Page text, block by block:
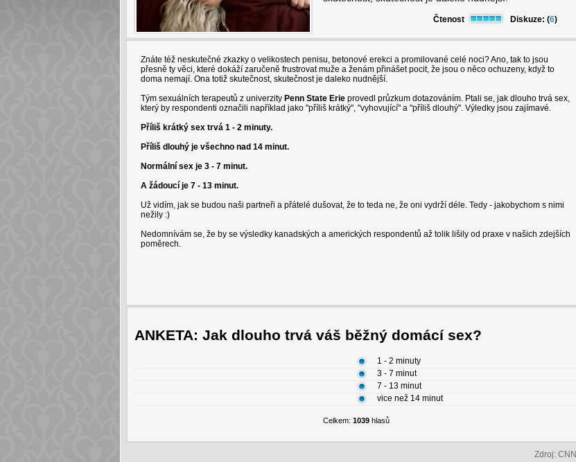
Čtenost Diskuze: (6)
Znáte též neskutečné zkazky o velikostech penisu, betonové erekci a promilované celé noci? Ano, tak to jsou
přesně ty věci, které dokáží zaručeně frustrovat muže a ženám přinášet pocit, že jsou o něco ochuzeny, když to
doma nemají. Ona totiž skutečnost, skutečnost je daleko nudnější.
Tým sexuálních terapeutů z univerzity Penn State Erieprovedl průzkum dotazováním. Ptali se, jak dlouho trvá sex,
který by respondenti označili například jako "příliš krátký", "vyhovující" a "příliš dlouhý". Výledky jsou zajímavé.
Příliš krátký sex trvá 1 - 2 minuty.
Příliš dlouhý je všechno nad 14 minut.
Normální sex je 3 - 7 minut.
A žádoucí je 7 - 13 minut.
Už vidím, jak se budou naši partneři a přátelé dušovat, že to teda ne, že oni vydrží déle. Tedy - jakobychom s nimi
nežily :)
Nedomnívám se, že by se výsledky kanadských a amerických respondentů až tolik lišily od praxe v našich zdejších
poměrech.
ANKETA: Jak dlouho trvá váš běžný domácí sex?
1 - 2 minuty
3 - 7 minut
7 - 13 minut
vice než 14 minut
Celkem: 1039 hlasů
Zdroj: CNN